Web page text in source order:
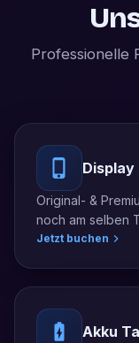
Professionelle
Display
Original- &
noch am selben
Jetzt buchen
Akku